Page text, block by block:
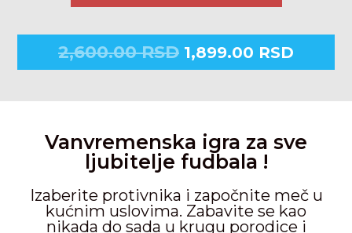
2,600.00RSD 1,899.00 RSD
Vanvremenska igra za sve
ljubitelje fudbala !
Izaberite protivnika i započnite meč u
kućnim uslovima. Zabavite se kao
nikada do sada u krugu porodice i